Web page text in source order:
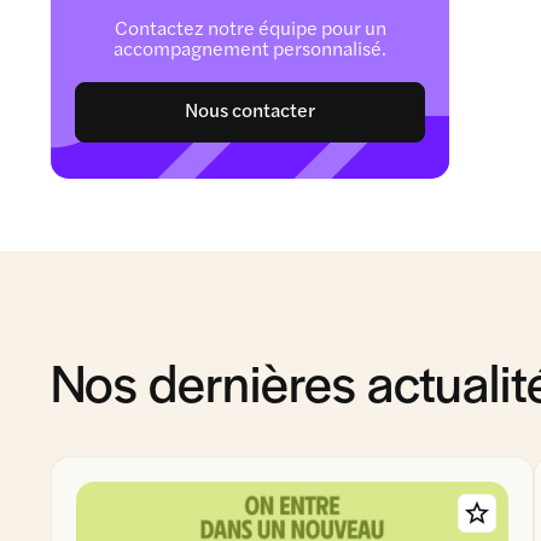
Contactez notre équipe pour un
accompagnement personnalisé.
Nous contacter
Nos dernières